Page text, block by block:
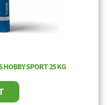
HOBBY SPORT 25 KG